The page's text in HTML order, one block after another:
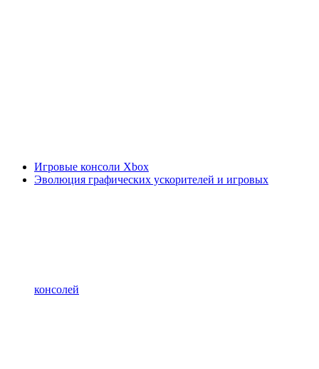
Игровые консоли Xbox
Эволюция графических ускорителей и игровых
консолей